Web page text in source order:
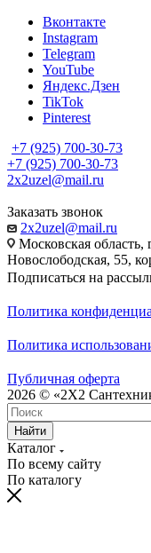
Вконтакте
Instagram
Telegram
YouTube
Яндекс.Дзен
TikTok
Pinterest
+7 (925) 700-30-73
+7 (925) 700-30-73
2x2uzel@mail.ru
Заказать звонок
2x2uzel@mail.ru
Московская
Новослободская, 55,
Подписаться на
Политика
Политика
Публичная оферта
2026 © «2X2
Найти
Каталог
По всему сайту
По каталогу